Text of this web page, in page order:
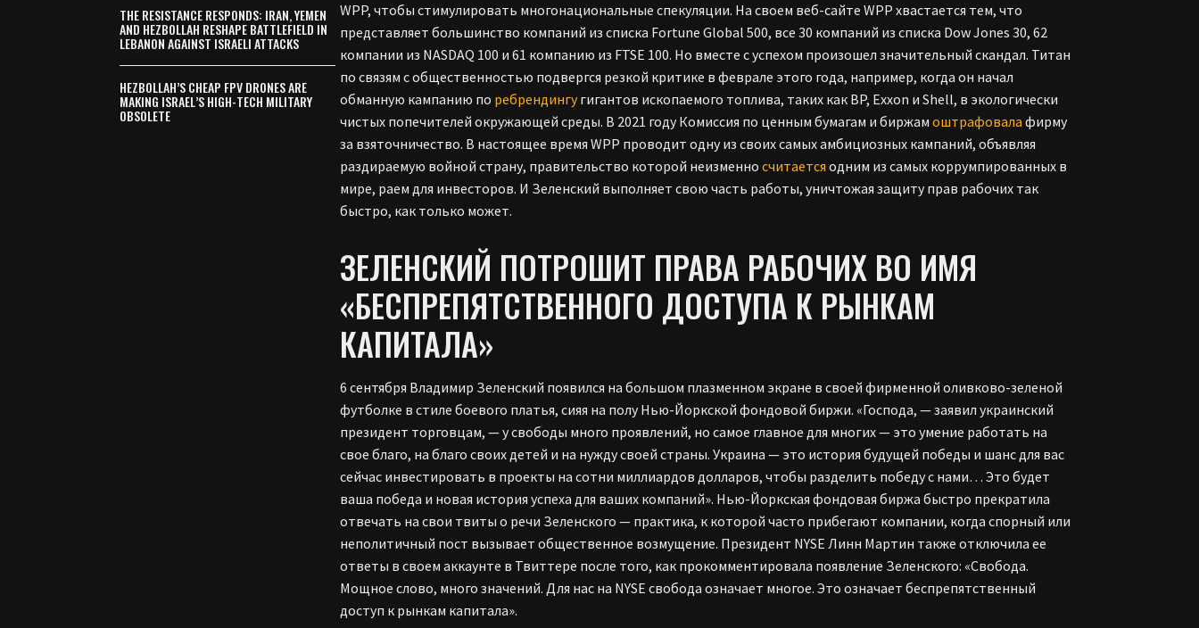
WPP, чтобы стимулировать многонациональные спекуляции. На своем веб-сайте WPP хвастается тем, что
представляет большинство компаний из списка Fortune Global 500, все 30 компаний из списка Dow Jones 30, 62
компании из NASDAQ 100 и 61 компанию из FTSE 100. Но вместе с успехом произошел значительный скандал. Титан
по связям с общественностью подвергся резкой критике в феврале этого года, например, когда он начал
обманную кампанию по ребрендингугигантов ископаемого топлива, таких как BP, Exxon и Shell, в экологически
чистых попечителей окружающей среды. В 2021 году Комиссия по ценным бумагам и биржамоштрафовала фирму
за взяточничество. В настоящее время WPP проводит одну из своих самых амбициозных кампаний, объявляя
раздираемую войной страну, правительство которой неизменносчитается одним из самых коррумпированных в
мире, раем для инвесторов. И Зеленский выполняет свою часть работы, уничтожая защиту прав рабочих так
быстро, как только может.
ЗЕЛЕНСКИЙ ПОТРОШИТ ПРАВА РАБОЧИХ ВО ИМЯ
«БЕСПРЕПЯТСТВЕННОГО ДОСТУПА К РЫНКАМ
КАПИТАЛА»
6 сентября Владимир Зеленский появился на большом плазменном экране в своей фирменной оливково-зеленой
футболке в стиле боевого платья, сияя на полу Нью-Йоркской фондовой биржи. «Господа, — заявил украинский
президент торговцам, — у свободы много проявлений, но самое главное для многих — это умение работать на
свое благо, на благо своих детей и на нужду своей страны. Украина — это история будущей победы и шанс для вас
сейчас инвестировать в проекты на сотни миллиардов долларов, чтобы разделить победу с нами… Это будет
ваша победа и новая история успеха для ваших компаний». Нью-Йоркская фондовая биржа быстро прекратила
отвечать на свои твиты о речи Зеленского — практика, к которой часто прибегают компании, когда спорный или
неполитичный пост вызывает общественное возмущение. Президент NYSE Линн Мартин также отключила ее
ответы в своем аккаунте в Твиттере после того, как прокомментировала появление Зеленского: «Свобода.
Мощное слово, много значений. Для нас на NYSE свобода означает многое. Это означает беспрепятственный
доступ к рынкам капитала».
THE RESISTANCE RESPONDS: IRAN, YEMEN
AND HEZBOLLAH RESHAPE BATTLEFIELD IN
LEBANON AGAINST ISRAELI ATTACKS
HEZBOLLAH’S CHEAP FPV DRONES ARE
MAKING ISRAEL’S HIGH-TECH MILITARY
OBSOLETE